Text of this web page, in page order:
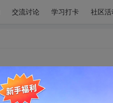
交流讨论 学习打卡 社区活
掌握MATLAB编程语言，或有